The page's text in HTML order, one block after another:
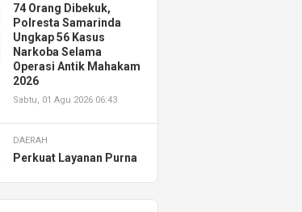
74 Orang Dibekuk,
Polresta Samarinda
Ungkap 56 Kasus
Narkoba Selama
Operasi Antik Mahakam
2026
Sabtu, 01 Agu 2026 06:43
DAERAH
Perkuat Layanan Purna
Resmikan AHASS